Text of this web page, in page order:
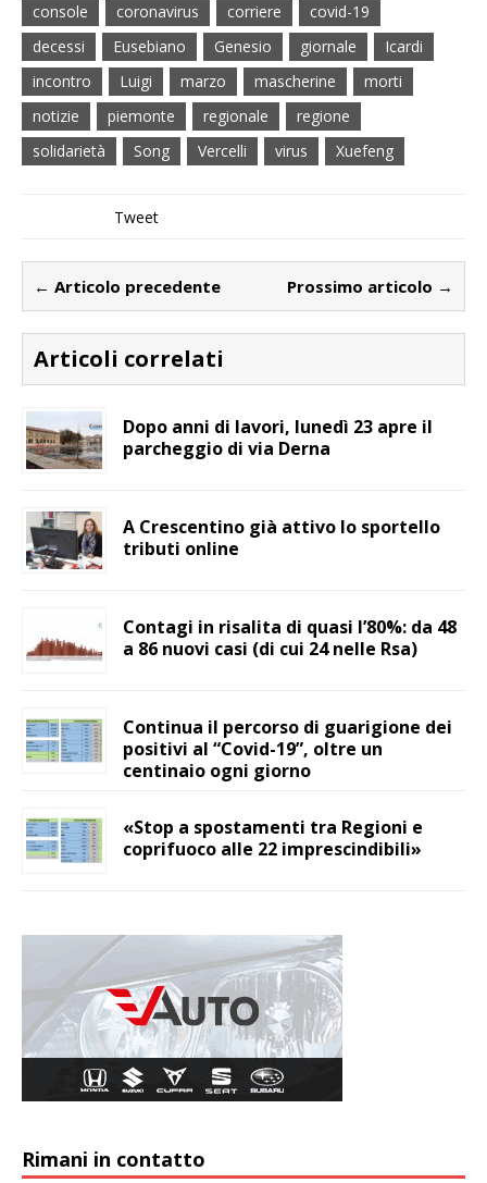
console
coronavirus corriere
covid-19
decessi
Eusebiano Genesio giornale
Icardi
incontro
Luigi marzo mascherine
morti
notizie
piemonte regionale
regione
solidarietà
Song Vercelli virus Xuefeng
Tweet
← Articolo precedente Prossimo articolo →
Articoli correlati
Dopo anni di lavori, lunedì 23 apre il
parcheggio di via Derna
A Crescentino già attivo lo sportello
tributi online
Contagi in risalita di quasi l’80%: da 48
a 86 nuovi casi (di cui 24 nelle Rsa)
Continua il percorso di guarigione dei
positivi al “Covid-19”, oltre un
centinaio ogni giorno
«Stop a spostamenti tra Regioni e
coprifuoco alle 22 imprescindibili»
Rimani in contatto